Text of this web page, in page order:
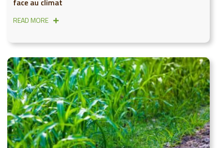
face au climat
READ MORE